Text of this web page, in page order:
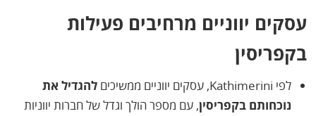
עסקים יווניים מרחיבים פעילות
בקפריסין
לפי Kathimerini, עסקים יווניים ממשיכים
להגדיל את
נוכחותם בקפריסין, עם מספר הולך וגדל של חברות יווניות